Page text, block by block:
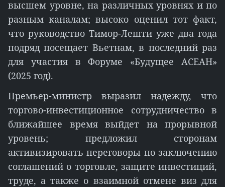
высшем уровне, на различных уровнях и по
разным каналам; высоко оценил тот факт,
что руководство Тимор-Лешти уже два года
подряд посещает Вьетнам, в последний раз
для участия в Форуме «Будущее АСЕАН»
(2025 год).
Премьер-министр выразил надежду, что
торгово-инвестиционное сотрудничество в
ближайшее время выйдет на прорывной
уровень; предложил сторонам
активизировать переговоры по заключению
соглашений о торговле, защите инвестиций,
труде, а также о взаимной отмене виз для